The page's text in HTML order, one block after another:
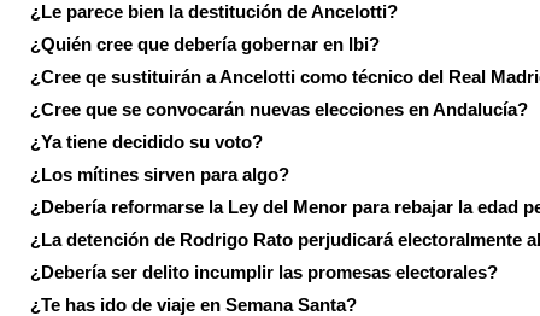
¿Le parece bien la destitución de Ancelotti?
¿Quién cree que debería gobernar en Ibi?
¿Cree qe sustituirán a Ancelotti como técnico del Real
¿Cree que se convocarán nuevas elecciones en Andalucía?
¿Ya tiene decidido su voto?
¿Los mítines sirven para algo?
¿Debería reformarse la Ley del Menor para rebajar la edad
¿La detención de Rodrigo Rato perjudicará electoralmente
¿Debería ser delito incumplir las promesas electorales?
¿Te has ido de viaje en Semana Santa?